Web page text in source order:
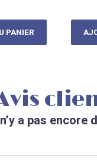
PANIER
a pas encore